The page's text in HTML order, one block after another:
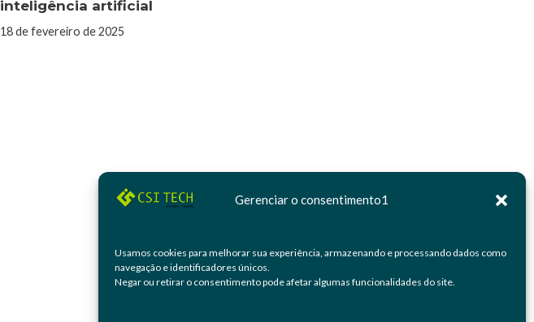
Gerenciar o consentimento1
Usamos cookies para melhorar sua experiência, armazenando e processando dados como
navegação e identificadores únicos.
Negar ou retirar o consentimento pode afetar algumas funcionalidades do site.
inteligência artificial
18 de fevereiro de 2025